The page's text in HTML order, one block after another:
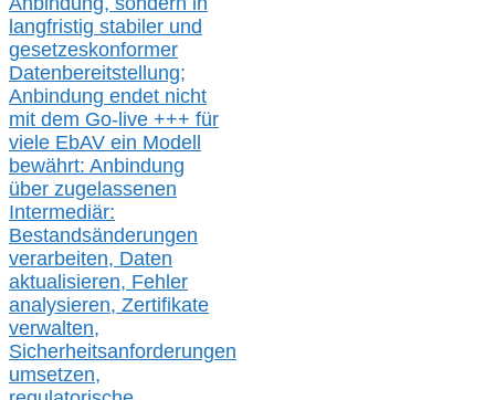
langfristig stabiler und
gesetzeskonformer
Datenbereitstellung;
Anbindung endet nicht
mit dem Go-live +++ für
viele EbAV ein Modell
bewährt: Anbindung
über zugelassenen
Intermediär:
Bestandsänderungen
verarbeiten, Daten
aktualisieren, Fehler
analysieren, Zertifikate
verwalten,
Sicherheitsanforderungen
umsetzen,